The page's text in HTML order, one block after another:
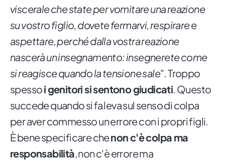
viscerale che state per vomitare una reazione
su vostro figlio, dovete fermarvi, respirare e
aspettare, perché dalla vostra reazione
nascerà un insegnamento: insegnerete come
si reagisce quando la tensione sale". Troppo
spessoi genitori si sentono giudicati. Questo
succede quando si fa leva sul senso di colpa
per aver commesso un errore con i propri figli.
È bene specificare chenon c'è colpa ma
responsabilità, non c'è errore ma